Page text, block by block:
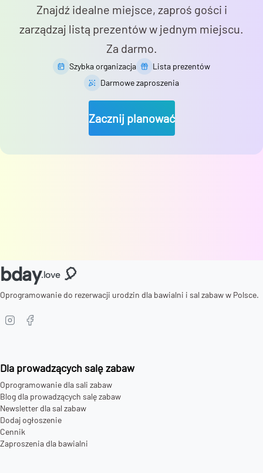
Znajdź idealne miejsce, zaproś gości i
zarządzaj listą prezentów w jednym miejscu.
Za darmo.
Szybka organizacja
Lista prezentów
Darmowe zaproszenia
Zacznij planować
bday.love 🎈
Oprogramowanie do rezerwacji urodzin dla bawialni i sal zabaw w Polsce.
Dla prowadzących salę zabaw
Oprogramowanie dla sali zabaw
Blog dla prowadzących salę zabaw
Newsletter dla sal zabaw
Dodaj ogłoszenie
Cennik
Zaproszenia dla bawialni